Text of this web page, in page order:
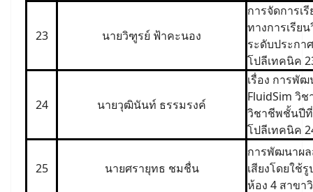
23 นายวิฑูรย์ ฟ้าคะนอง
การจัดการเ
ทางการเรีย
ระดับประกา
โปลีเทคนิค
24 นายวุฒินันท์ ธรรมรงค์
เรื่อง การพั
FluidSim วิ
วิชาชีพชั้นปีที่
โปลีเทคนิค
25 นายศรายุทธ ชมชื่น
การพัฒนาผล
เสียงโดยใช้
ห้อง 4 สาขา